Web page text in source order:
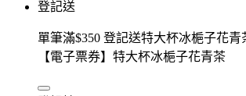
登記送
單筆滿$350 登記送特大杯冰梔子花青
【電子票券】特大杯冰梔子花青茶